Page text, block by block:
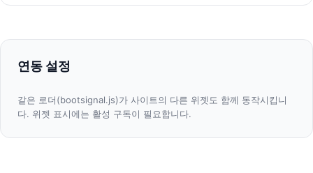
연동 설정
같은 로더(bootsignal.js)가 사이트의 다른 위젯도 함께 동작시킵니
다. 위젯 표시에는 활성 구독이 필요합니다.